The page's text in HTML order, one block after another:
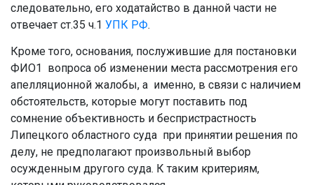
следовательно, его ходатайство в данной части не
отвечает ст.35 ч.1 УПК РФ.
Кроме того, основания, послужившие для постановки
ФИО1 вопроса об изменении места рассмотрения его
апелляционной жалобы, а именно, в связи с наличием
обстоятельств, которые могут поставить под
сомнение объективность и беспристрастность
Липецкого областного суда при принятии решения по
делу, не предполагают произвольный выбор
осужденным другого суда. К таким критериям,